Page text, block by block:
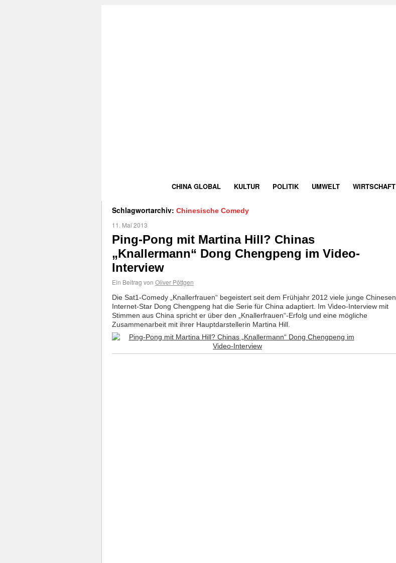
CHINA GLOBAL KULTUR POLITIK UMWELT WIRTSCHAFT
Schlagwortarchiv: Chinesische Comedy
11. Mai 2013
Ping-Pong mit Martina Hill? Chinas
„Knallermann“ Dong Chengpeng im Video-
Interview
Ein Beitrag von Oliver Pöttgen
Die Sat1-Comedy „Knallerfrauen“ begeistert seit dem Frühjahr 2012 viele junge Chinesen.
Internet-Star Dong Chengpeng hat die Serie für China adaptiert. Im Video-Interview mit
Stimmen aus China spricht er über den „Knallerfrauen“-Erfolg und eine mögliche
Zusammenarbeit mit ihrer Hauptdarstellerin Martina Hill.